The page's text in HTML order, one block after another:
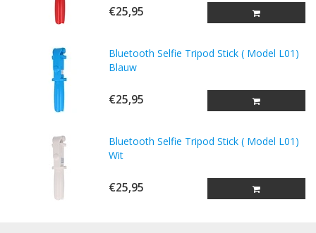
€25,95
Bluetooth Selfie Tripod Stick ( Model L01)
Blauw
€25,95
Bluetooth Selfie Tripod Stick ( Model L01)
Wit
€25,95